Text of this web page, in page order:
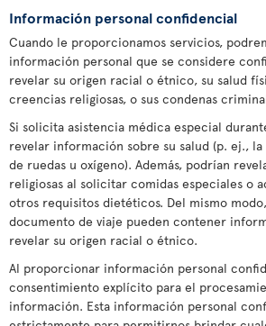
Información personal confidencial
Cuando le proporcionamos servicios,
información personal que se considere
revelar su origen racial o étnico, su salud
creencias religiosas, o sus condenas
Si solicita asistencia médica especial
revelar información sobre su salud (p. ej.,
de ruedas u oxígeno). Además, podrían
religiosas al solicitar comidas especiales o
otros requisitos dietéticos. Del mismo
documento de viaje pueden contener
revelar su origen racial o étnico.
Al proporcionar información personal
consentimiento explícito para el
información. Esta información personal